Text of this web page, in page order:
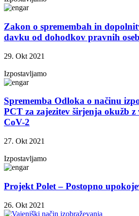
Zakon o spremembah in
davku od dohodkov pravnih oseb
29. Okt 2021
Izpostavljamo
Sprememba Odloka o načinu
PCT za zajezitev širjenja okužb
CoV-2
27. Okt 2021
Izpostavljamo
Projekt Polet – Postopno
26. Okt 2021